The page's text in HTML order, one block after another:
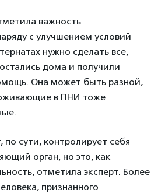
важность
с улучшением условий
нужно сделать все,
дома и получили
Она может быть разной,
в ПНИ тоже
по сути, контролирует себя
орган, но это, как
отметила эксперт. Более
признанного